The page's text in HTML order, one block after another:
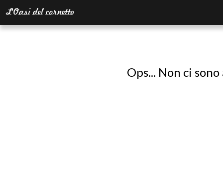
Ops... Non ci